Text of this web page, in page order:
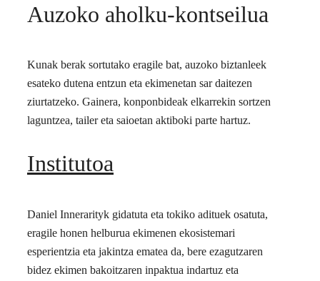
Auzoko aholku-kontseilua
Kunak berak sortutako eragile bat, auzoko biztanleek
esateko dutena entzun eta ekimenetan sar daitezen
ziurtatzeko. Gainera, konponbideak elkarrekin sortzen
laguntzea, tailer eta saioetan aktiboki parte hartuz.
Institutoa
Daniel Innerarityk gidatuta eta tokiko adituek osatuta,
eragile honen helburua ekimenen ekosistemari
esperientzia eta jakintza ematea da, bere ezagutzaren
bidez ekimen bakoitzaren inpaktua indartuz eta